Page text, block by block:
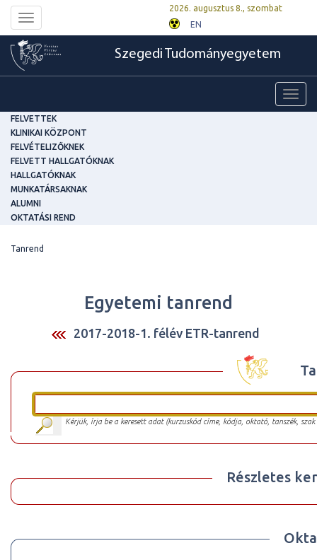
Toggle
navigation
2026. augusztus 8., szombat
EN
Szegedi Tudományegyetem
FELVETTEK
KLINIKAI KÖZPONT
FELVÉTELIZŐKNEK
FELVETT HALLGATÓKNAK
HALLGATÓKNAK
MUNKATÁRSAKNAK
ALUMNI
OKTATÁSI REND
Tanrend
Egyetemi tanrend
2017-2018-1. félév ETR-tanrend
Kérjük, írja be a keresett adat (kurzuskód címe, kódja, oktató, tanszék,
Részletes